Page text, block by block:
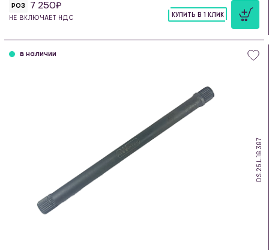
РОЗ 7 250
НЕ ВКЛЮЧАЕТ НДС
КУПИТЬ В 1 КЛИК
DS.25.L.18.387
в наличии